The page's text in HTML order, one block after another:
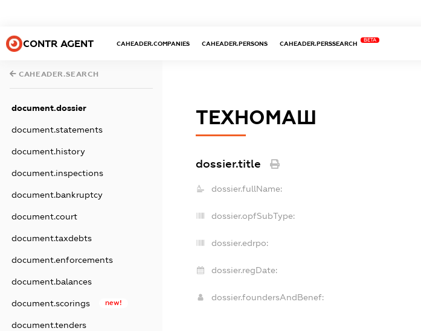
CONTR AGENT CAHEADER.COMPANIES CAHEADER.PERSONS CAHEADER.PERSSEARCH
BETA
CAHEADER.SEARCH
document.dossier
document.statements
document.history
document.inspections
document.bankruptcy
document.court
document.taxdebts
document.enforcements
document.balances
document.scorings new!
document.tenders
ТЕХНОМАШ
dossier.title
dossier.fullName:
dossier.opfSubType:
dossier.edrpo:
dossier.regDate:
dossier.foundersAndBenef: